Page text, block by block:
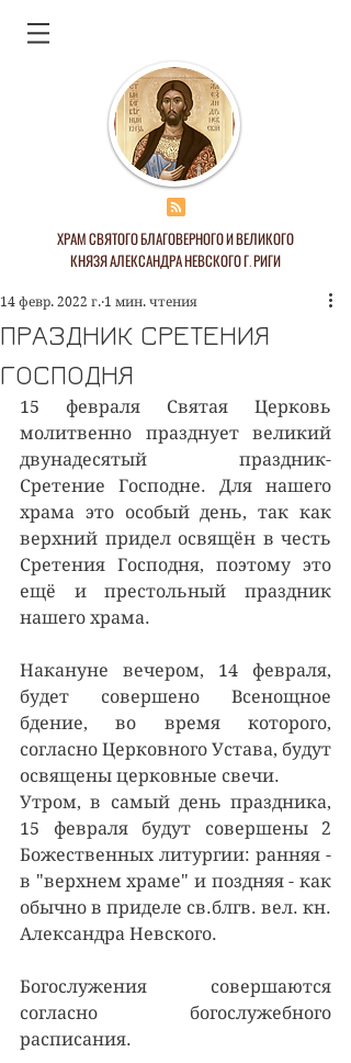
ХРАМ СВЯТОГО БЛАГОВЕРНОГО И ВЕЛИКОГО
КНЯЗЯ АЛЕКСАНДРА НЕВСКОГО Г. РИГИ
ПРАЗДНИК СРЕТЕНИЯ
ГОСПОДНЯ
14 февр. 2022 г. 1 мин. чтения
15 февраля Святая Церковь
молитвенно празднует великий
двунадесятый праздник-
Сретение Господне. Для нашего
храма это особый день, так как
верхний придел освящён в честь
Сретения Господня, поэтому это
ещё и престольный праздник
нашего храма.
Накануне вечером, 14 февраля,
будет совершено Всенощное
бдение, во время которого,
согласно Церковного Устава, будут
освящены церковные свечи.
Утром, в самый день праздника,
15 февраля будут совершены 2
Божественных литургии: ранняя -
в "верхнем храме" и поздняя - как
обычно в приделе св.блгв. вел. кн.
Александра Невского.
Богослужения совершаются
согласно богослужебного
расписания.